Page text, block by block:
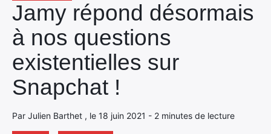
Jamy répond désormais
à nos questions
existentielles sur
Snapchat !
Par Julien Barthet , le 18 juin 2021 - 2 minutes de lecture